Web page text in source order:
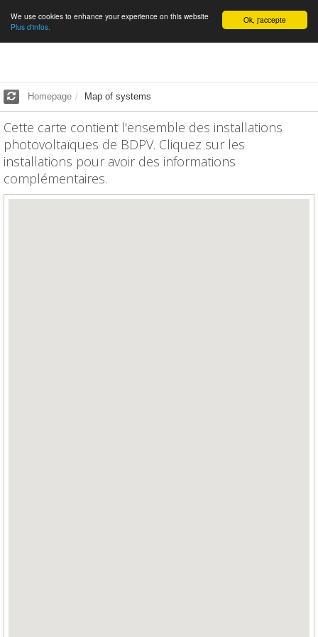
English Ok, j'accepte
We use cookies to enhance your experience on this website
Plus d'infos.
Homepage Map of systems
Cette carte contient l'ensemble des installations
photovoltaïques de BDPV. Cliquez sur les
installations pour avoir des informations
complémentaires.